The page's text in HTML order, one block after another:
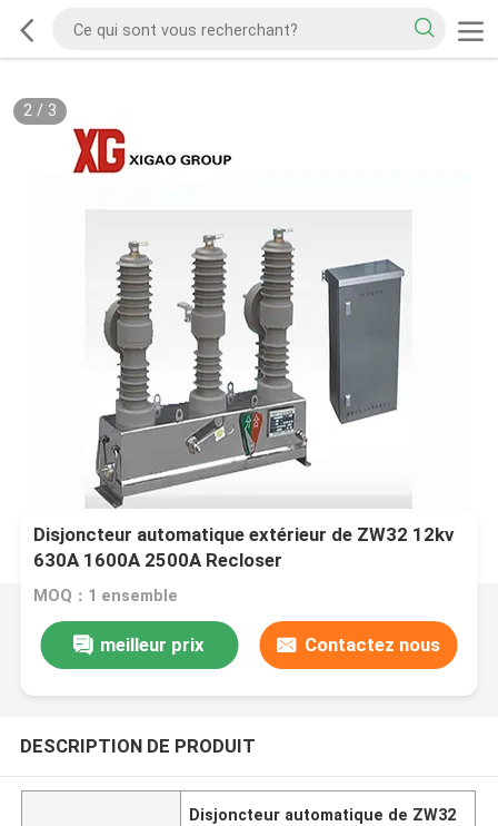
2/ 3
Disjoncteur automatique extérieur de ZW32 12kv
630A 1600A 2500A Recloser
MOQ：1 ensemble
meilleur prix Contactez nous
DESCRIPTION DE PRODUIT
Disjoncteur automatique de ZW32